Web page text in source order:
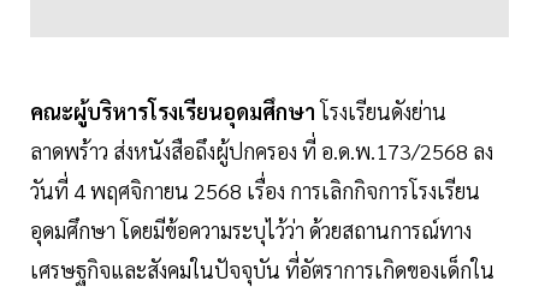
คณะผู้บริหารโรงเรียนอุดมศึกษาโรงเรียนดังย่าน
ลาดพร้าว ส่งหนังสือถึงผู้ปกครอง ที่ อ.ด.พ.173/2568 ลง
วันที่ 4 พฤศจิกายน 2568 เรื่อง การเลิกกิจการโรงเรียน
อุดมศึกษา โดยมีข้อความระบุไว้ว่า ด้วยสถานการณ์ทาง
เศรษฐกิจและสังคมในปัจจุบัน ที่อัตราการเกิดของเด็กใน